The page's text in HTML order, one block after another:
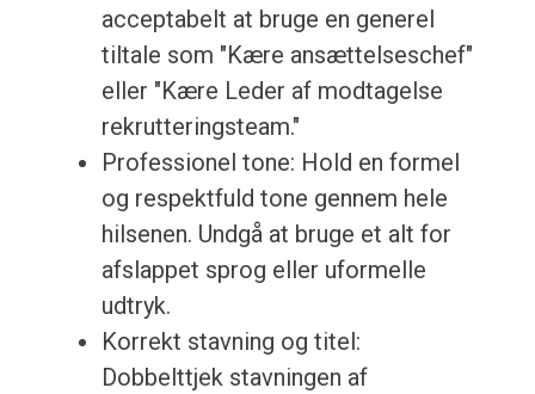
acceptabelt at bruge en generel
tiltale som "Kære ansættelseschef"
eller "Kære Leder af modtagelse
rekrutteringsteam."
Professionel tone: Hold en formel
og respektfuld tone gennem hele
hilsenen. Undgå at bruge et alt for
afslappet sprog eller uformelle
udtryk.
Korrekt stavning og titel:
Dobbelttjek stavningen af